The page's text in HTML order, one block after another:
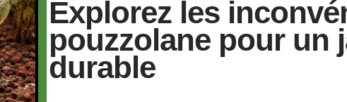
Explorez les
pouzzolane pour un
durable